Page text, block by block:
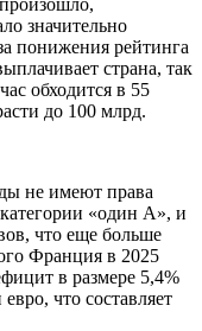
значительно
понижения рейтинга
страна, так
обходится в 55
до 100 млрд.
не имеют права
«один А», и
что еще больше
Франция в 2025
в размере 5,4%
что составляет